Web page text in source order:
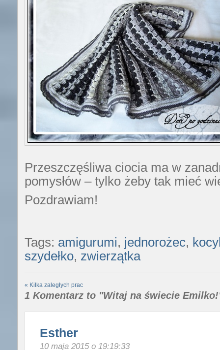
Przeszczęśliwa ciocia ma w
pomysłów – tylko żeby tak mieć
Pozdrawiam!
Tags: amigurumi, jednorożec,
szydełko, zwierzątka
« Kilka zaległych prac
1 Komentarz to "Witaj na świecie
Esther
10 maja 2015 o 19:19:33